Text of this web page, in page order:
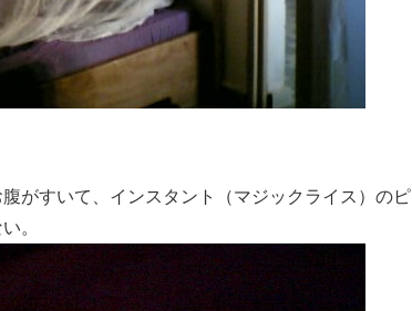
がすいて、インスタント（マジックライス）のピ
。